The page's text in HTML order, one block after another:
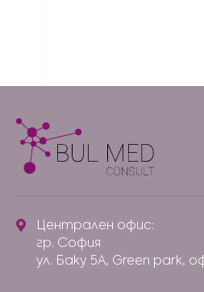
Централен офис:
гр. София
ул. Баку 5А, Green park,